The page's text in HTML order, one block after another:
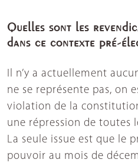
Quelles sont les
dans ce contexte pré-
Il n’y a actuellement
ne se représente pas, on
violation de la
une répression de toutes
La seule issue est que le
pouvoir au mois de